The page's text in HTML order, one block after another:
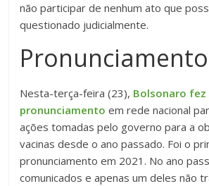
não participar de nenhum ato que
questionado judicialmente.
Pronunciamento
Nesta-terça-feira (23), Bolsonaro fez
pronunciamento em rede nacional
ações tomadas pelo governo para a
vacinas desde o ano passado. Foi o
pronunciamento em 2021. No ano
comunicados e apenas um deles não